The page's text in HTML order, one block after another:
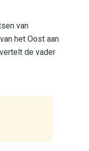
van
het Oost aan
de vader